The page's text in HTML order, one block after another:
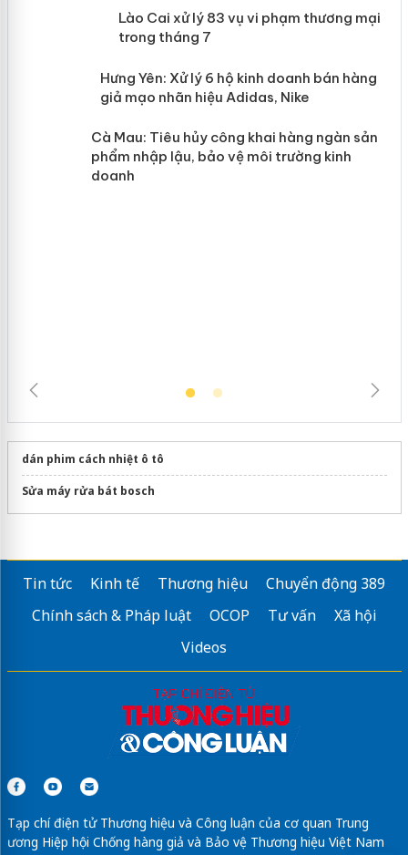
Lào Cai xử lý 83 vụ vi phạm thương
mại trong tháng 7
Hưng Yên: Xử lý 6 hộ kinh doanh bán
hàng giả mạo nhãn hiệu Adidas, Nike
dán phim cách nhiệt ô tô
Sửa máy rửa bát bosch
Tin tức Kinh tế Thương hiệu
Chuyển động 389
Chính sách & Pháp luật
OCOP Tư vấn
Xã hội
Videos
Tạp chí điện tử Thương hiệu và Công luận của cơ quan Trung
ương Hiệp hội Chống hàng giả và Bảo vệ Thương hiệu Việt Nam